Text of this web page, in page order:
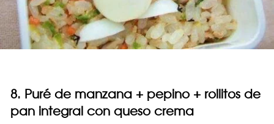
8. Puré de manzana + pepino + rollitos de
pan integral con queso crema